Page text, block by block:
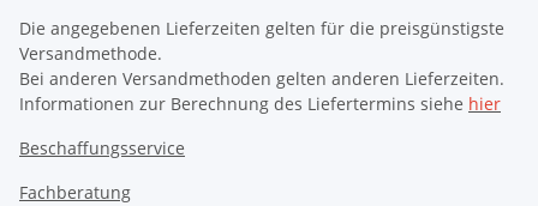
Die angegebenen Lieferzeiten gelten für die preisgünstigste
Versandmethode.
Bei anderen Versandmethoden gelten anderen Lieferzeiten.
Informationen zur Berechnung des Liefertermins siehe hier
Beschaffungsservice
Fachberatung